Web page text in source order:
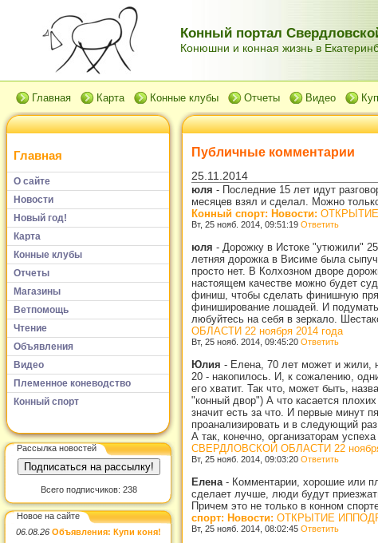
Конный портал
Конюшни и конная жизнь в
Главная Карта Конные клубы Отчеты Видео
Главная
О сайте
Новости
Новый год!
Карта
Конные клубы
Отчеты
Магазины
Ветпомощь
Чтение
Объявления
Видео
Племенное коневодство
Конный спорт
Рассылка новостей
Всего подписчиков: 238
Новое на сайте
06.08.26 Объявления: Купи коня!
Публичные комментарии
25.11.2014
юля - Последние 15 лет идут
месяцев взял и сделал. Можно
Конный спорт: Новости: ОТКРЫТИЕ
Вт, 25 нояб. 2014, 09:51:19 Ответить
юля - Дорожку в Истоке "утюжили"
летняя дорожка в Висиме была
просто нет. В Колхозном дворе
настоящем качестве можно будет
финиш, чтобы сделать финишную
финиширование лошадей. И
любуйтесь на себя в зеркало.
ОБЛАСТИ 22 ноября 2014 года
Вт, 25 нояб. 2014, 09:45:20 Ответить
Юлия - Елена, 70 лет может и жили,
20 - накопилось. И, к сожалению,
его хватит. Так что, может быть,
"конный двор") А что касается
значит есть за что. И первые минут
проанализировать и в следующий
А так, конечно, организаторам
СВЕРДЛОВСКОЙ ОБЛАСТИ 22 ноября
Вт, 25 нояб. 2014, 09:03:20 Ответить
Елена - Комментарии, хорошие или
сделает лучше, люди будут
Причем это не только в конном
спорт: Новости: ОТКРЫТИЕ
Вт, 25 нояб. 2014, 08:02:45 Ответить